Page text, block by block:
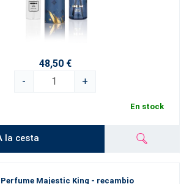
48,50 €
-
+
En stock
la cesta
Perfume Majestic King - recambio